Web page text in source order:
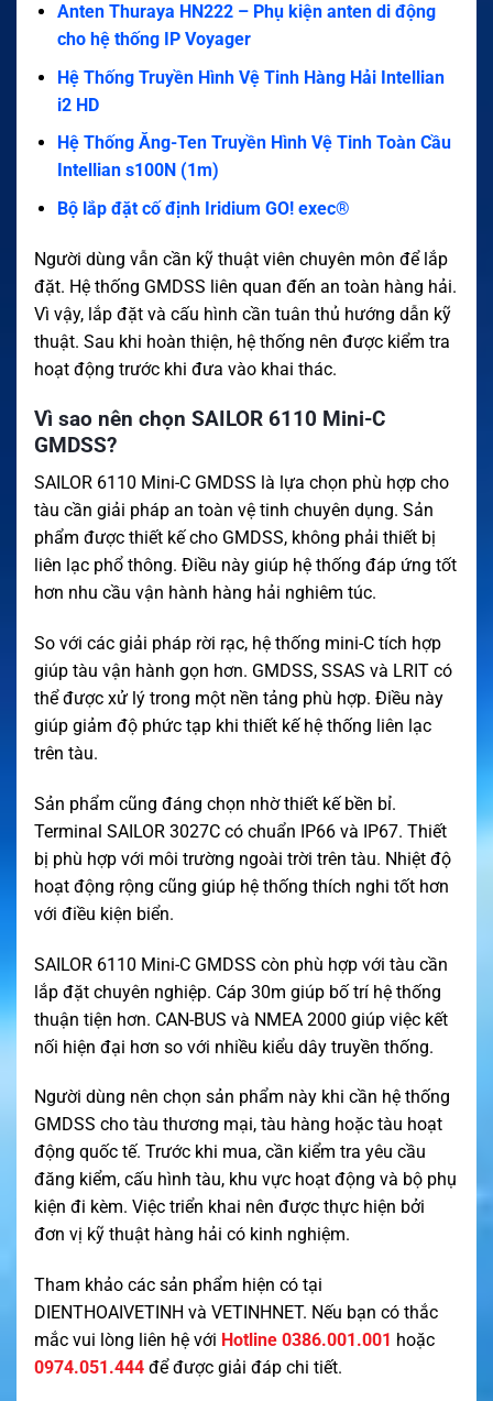
Anten Thuraya HN222 – Phụ kiện anten di động
cho hệ thống IP Voyager
Hệ Thống Truyền Hình Vệ Tinh Hàng Hải Intellian
i2 HD
Hệ Thống Ăng-Ten Truyền Hình Vệ Tinh Toàn Cầu
Intellian s100N (1m)
Bộ lắp đặt cố định Iridium GO! exec®
Người dùng vẫn cần kỹ thuật viên chuyên môn để lắp
đặt. Hệ thống GMDSS liên quan đến an toàn hàng hải.
Vì vậy, lắp đặt và cấu hình cần tuân thủ hướng dẫn kỹ
thuật. Sau khi hoàn thiện, hệ thống nên được kiểm tra
hoạt động trước khi đưa vào khai thác.
Vì sao nên chọn SAILOR 6110 Mini-C
GMDSS?
SAILOR 6110 Mini-C GMDSS là lựa chọn phù hợp cho
tàu cần giải pháp an toàn vệ tinh chuyên dụng. Sản
phẩm được thiết kế cho GMDSS, không phải thiết bị
liên lạc phổ thông. Điều này giúp hệ thống đáp ứng tốt
hơn nhu cầu vận hành hàng hải nghiêm túc.
So với các giải pháp rời rạc, hệ thống mini-C tích hợp
giúp tàu vận hành gọn hơn. GMDSS, SSAS và LRIT có
thể được xử lý trong một nền tảng phù hợp. Điều này
giúp giảm độ phức tạp khi thiết kế hệ thống liên lạc
trên tàu.
Sản phẩm cũng đáng chọn nhờ thiết kế bền bỉ.
Terminal SAILOR 3027C có chuẩn IP66 và IP67. Thiết
bị phù hợp với môi trường ngoài trời trên tàu. Nhiệt độ
hoạt động rộng cũng giúp hệ thống thích nghi tốt hơn
với điều kiện biển.
SAILOR 6110 Mini-C GMDSS còn phù hợp với tàu cần
lắp đặt chuyên nghiệp. Cáp 30m giúp bố trí hệ thống
thuận tiện hơn. CAN-BUS và NMEA 2000 giúp việc kết
nối hiện đại hơn so với nhiều kiểu dây truyền thống.
Người dùng nên chọn sản phẩm này khi cần hệ thống
GMDSS cho tàu thương mại, tàu hàng hoặc tàu hoạt
động quốc tế. Trước khi mua, cần kiểm tra yêu cầu
đăng kiểm, cấu hình tàu, khu vực hoạt động và bộ phụ
kiện đi kèm. Việc triển khai nên được thực hiện bởi
đơn vị kỹ thuật hàng hải có kinh nghiệm.
Tham khảo các sản phẩm hiện có tại
DIENTHOAIVETINH và VETINHNET. Nếu bạn có thắc
mắc vui lòng liên hệ với Hotline 0386.001.001 hoặc
0974.051.444 để được giải đáp chi tiết.